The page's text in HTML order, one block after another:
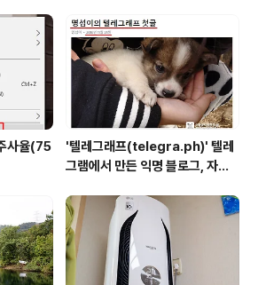
지 볼 수 있어 '교통길잡이'
통 정보 확인도 간편해 교통
처음 실행을 하면 다른 앱과
사율(75
'텔레그래프(telegra.ph)' 텔레
그램에서 만든 익명 블로그, 자유